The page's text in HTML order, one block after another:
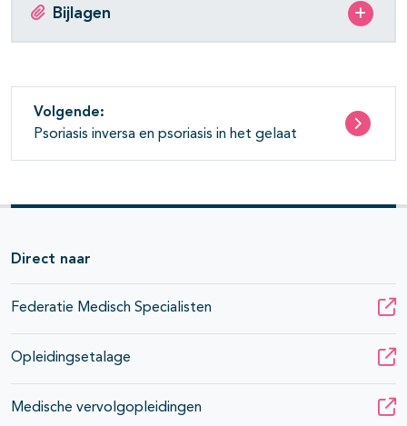
Bijlagen
Volgende:
Psoriasis inversa en psoriasis in het gelaat
Direct naar
Federatie Medisch Specialisten
Opleidingsetalage
Medische vervolgopleidingen